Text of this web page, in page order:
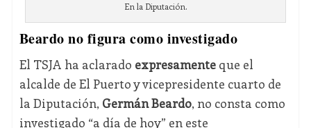
En la Diputación.
Beardo no figura como investigado
El TSJA ha aclarado expresamenteque el
alcalde de El Puerto y vicepresidente cuarto de
la Diputación, Germán Beardo, no consta como
investigado “a día de hoy” en este